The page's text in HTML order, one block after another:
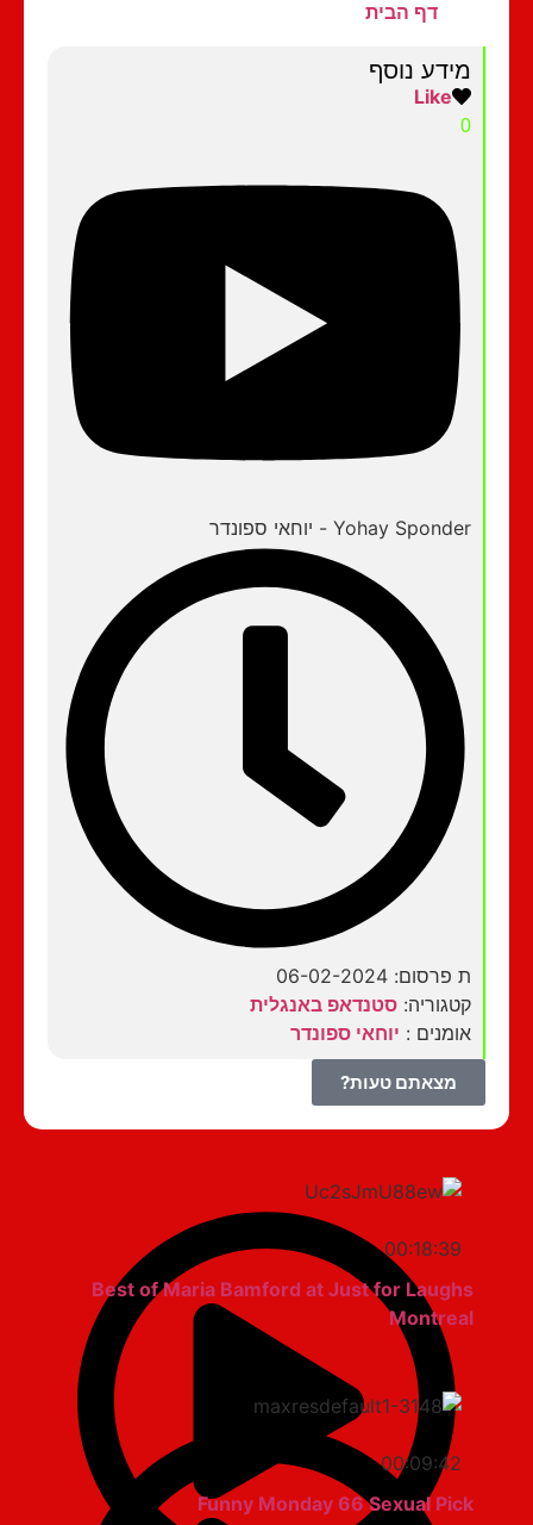
דף הבית
מידע נוסף
Yohay Sponder - יוחאי ספונדר
ת פרסום: 06-02-2024
קטגוריה:סטנדאפ באנגלית
אומנים :יוחאי ספונדר
מצאתם טעות?
00:18:39
Best of Maria Bamford at Just for Laughs
Montreal
00:09:42
Funny Monday 66 Sexual Pick